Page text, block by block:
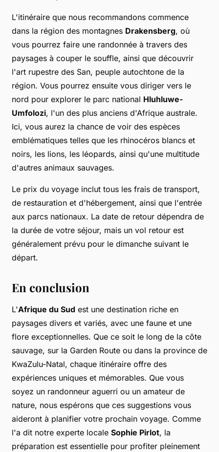
L'itinéraire que nous recommandons commence
dans la région des montagnes Drakensberg, où
vous pourrez faire une randonnée à travers des
paysages à couper le souffle, ainsi que découvrir
l'art rupestre des San, peuple autochtone de la
région. Vous pourrez ensuite vous diriger vers le
nord pour explorer le parc national Hluhluwe-
Umfolozi, l'un des plus anciens d'Afrique australe.
Ici, vous aurez la chance de voir des espèces
emblématiques telles que les rhinocéros blancs et
noirs, les lions, les léopards, ainsi qu'une multitude
d'autres animaux sauvages.
Le prix du voyage inclut tous les frais de transport,
de restauration et d'hébergement, ainsi que l'entrée
aux parcs nationaux. La date de retour dépendra de
la durée de votre séjour, mais un vol retour est
généralement prévu pour le dimanche suivant le
départ.
En conclusion
L'Afrique du Sud est une destination riche en
paysages divers et variés, avec une faune et une
flore exceptionnelles. Que ce soit le long de la côte
sauvage, sur la Garden Route ou dans la province de
KwaZulu-Natal, chaque itinéraire offre des
expériences uniques et mémorables. Que vous
soyez un randonneur aguerri ou un amateur de
nature, nous espérons que ces suggestions vous
aideront à planifier votre prochain voyage. Comme
l'a dit notre experte locale Sophie Pirlot, la
préparation est essentielle pour profiter pleinement